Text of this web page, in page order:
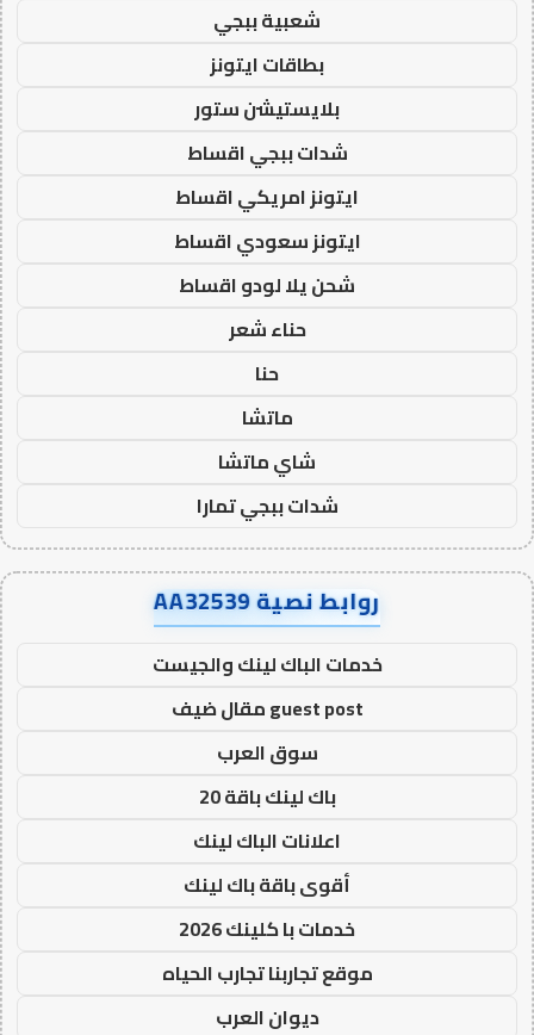
شعبية ببجي
بطاقات ايتونز
بلايستيشن ستور
شدات ببجي اقساط
ايتونز امريكي اقساط
ايتونز سعودي اقساط
شحن يلا لودو اقساط
حناء شعر
حنا
ماتشا
شاي ماتشا
شدات ببجي تمارا
روابط نصية AA32539
خدمات الباك لينك والجيست
guest post مقال ضيف
سوق العرب
باك لينك باقة 20
اعلانات الباك لينك
أقوى باقة باك لينك
خدمات با كلينك 2026
موقع تجاربنا تجارب الحياه
ديوان العرب